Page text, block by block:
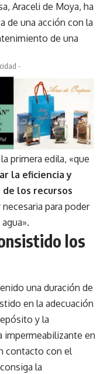
Araceli de Moya, ha
de una acción con la
de una
-
primera edila, «que
la eficiencia y
los recursos
para poder
los
una duración de
en la adecuación
y la
impermeabilizante en
contacto con el
la